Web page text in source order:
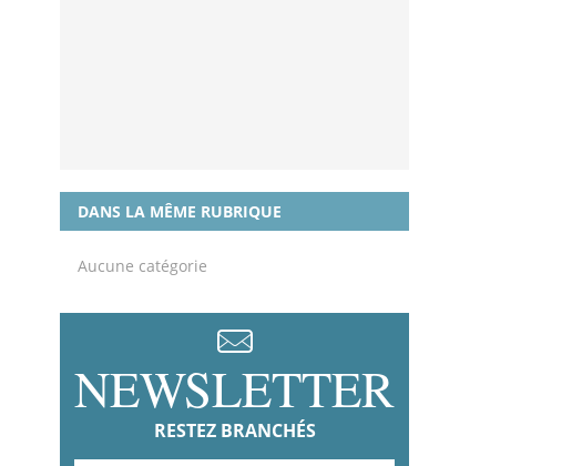
DANS LA MÊME RUBRIQUE
Aucune catégorie
NEWSLETTER
RESTEZ BRANCHÉS